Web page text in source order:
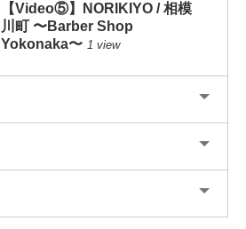
【Video⑤】NORIKIYO / 相模
川町 〜Barber Shop
Yokonaka〜 1 view